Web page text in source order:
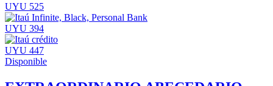
UYU 525
UYU 394
UYU 447
Disponible